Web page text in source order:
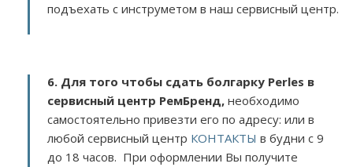
подъехать с инструметом в наш сервисный центр.
6. Для того чтобы сдать болгарку Perles в
сервисный центр РемБренд, необходимо
самостоятельно привезти его по адресу: или в
любой сервисный центр КОНТАКТЫ в будни с 9
до 18 часов. При оформлении Вы получите